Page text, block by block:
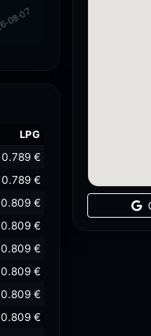
LPG
0.789 €
0.789 €
0.809 €
0.809 €
0.809 €
0.809 €
0.809 €
0.809 €